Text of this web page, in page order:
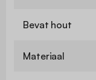
Bevat hout
Materiaal